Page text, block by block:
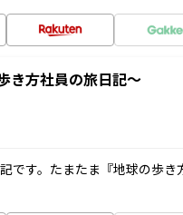
き方社員の旅日記～
です。たまたま『地球の歩き